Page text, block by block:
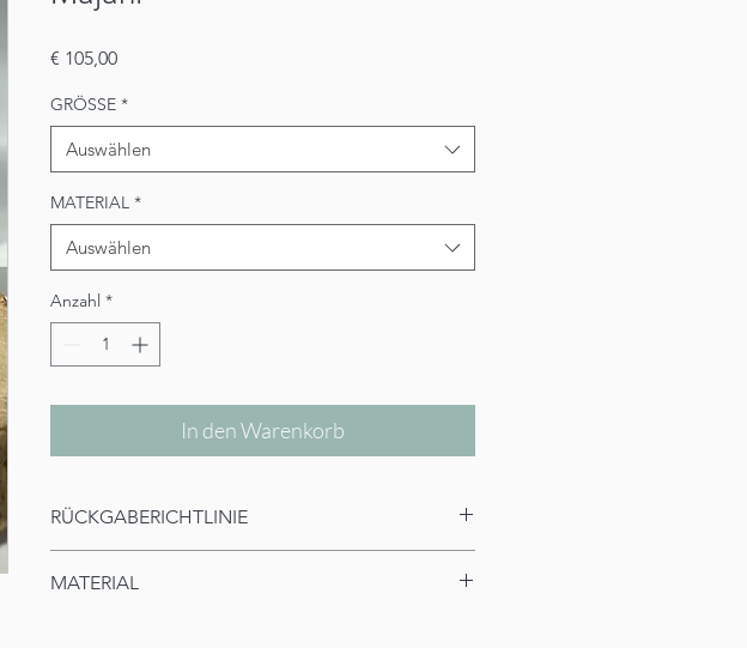
€ 105,00Preis
GRÖSSE *
Auswählen
MATERIAL *
Auswählen
Anzahl *
In den Warenkorb
RÜCKGABERICHTLINIE
MATERIAL